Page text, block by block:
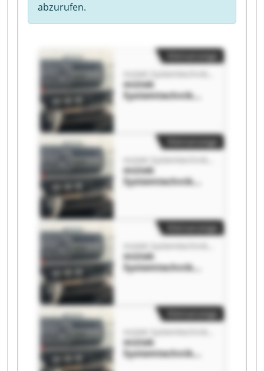
abzurufen.
mütek
Systemtechnik
Hartmut Müller
Systemtechnik
Hartmut Müller
mütek
Systemtechnik
Hartmut Müller
Systemtechnik
Hartmut Müller
Kleinanzeige
mütek
Systemtechnik
Hartmut Müller
Systemtechnik
Hartmut Müller
Kleinanzeige
mütek
Systemtechnik
Hartmut Müller
Kleinanzeige